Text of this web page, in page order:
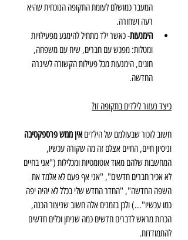
המעבר כמושלם לעומת התקופה הנוכחית שהיא
רעה ושחורה.
הימנעות- כאשר ילד מתחיל להימנע מפעילויות
ומטלות: מפגש עם חברים, שיח עם משפחה,
חוגים, הימנעות מכל פעילות הקשורה לשיגרה
החדשה.
כיצד נעזור לילדים בתקופה זו?
חשוב לזכור שבעולמם של הילדים אין ממש פרספקטיבה
וניסיון חיים, החיים אצלם זה מה שקורה עכשיו,
המחשבות שלהם מאוד אוטומטיות ומכלילות ("אני בחיים
לא אכיר חברים חדשים", "אני אף פעם לא אלמד את
השפה החדשה", "החדר החדש שלי בכלל לא יהיה יפה
כמו עכשיו"...) ולכן בזמנים אלה חשוב שניצור הכנה,
הכרות מראש לדברים חדשים כמה שניתן וכלים חדשים
להתמודדות.